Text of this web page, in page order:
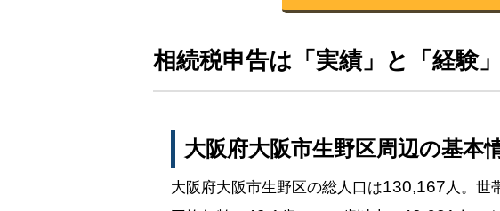
相続税申告は「実績」と「経験
大阪府大阪市生野区周辺の基本
大阪府大阪市生野区の総人口は130,167 人。世